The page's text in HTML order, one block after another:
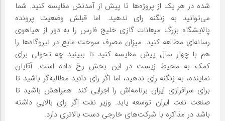
شده در هر یک از پروژه‌ها تا پیش از آمدنش مقایسه کنید. شما
می‌توانید به زنگنه رای ندهید. اما قبلش وضعیت پرونده
پالایشگاه بزرگ میعانات گازی خلیج فارس را به دور از هیاهوی
رسانه‌ای مطالعه کنید. میزان مصرف سوخت مایع در نیروگاه‌ها را
هم با چهار سال پیش مقایسه کنید تا ببینید چه تحولی برای
کمک به محیط زیست در این بخش رخ داده است. آقایان
نماینده، به زنگنه رای ندهید، اما اگر رای دادید مطالبه‌گر باشید تا
برای سرافرازی ایران برنامه‌اش را اجرایی کند. همراهش باشید تا
صنعت نفت ایران توسعه یابد. وزیر نفت اگر رای بالایی داشته
باشد در مذاکره با شرکت‌های خارجی دست بالاتری دارد.